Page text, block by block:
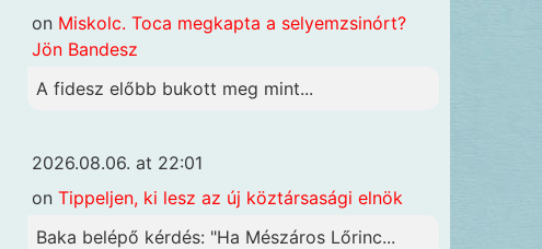
on Miskolc. Toca megkapta a selyemzsinórt?
Jön Bandesz
A fidesz előbb bukott meg mint...
2026.08.06. at 22:01
on Tippeljen, ki lesz az új köztársasági elnök
Baka belépő kérdés: "Ha Mészáros Lőrinc...